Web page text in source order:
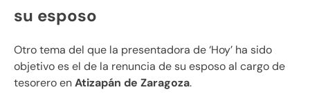
su esposo
Otro tema del que la presentadora de ‘Hoy’ ha sido
objetivo es el de la renuncia de su esposo al cargo de
tesorero enAtizapán de Zaragoza.